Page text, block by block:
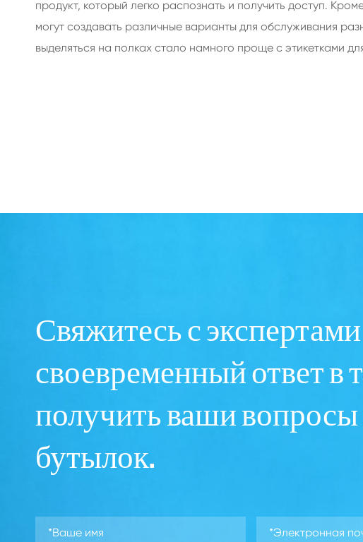
продукт, который легко распознать и получить доступ.
могут создавать различные варианты для обслуживания
выделяться на полках стало намного проще с этикетками
Свяжитесь с
своевременный ответ в
получить ваши
бутылок.